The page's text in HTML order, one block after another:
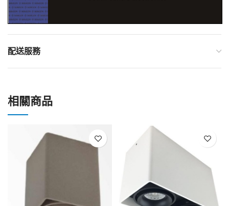
配送服務
相關商品